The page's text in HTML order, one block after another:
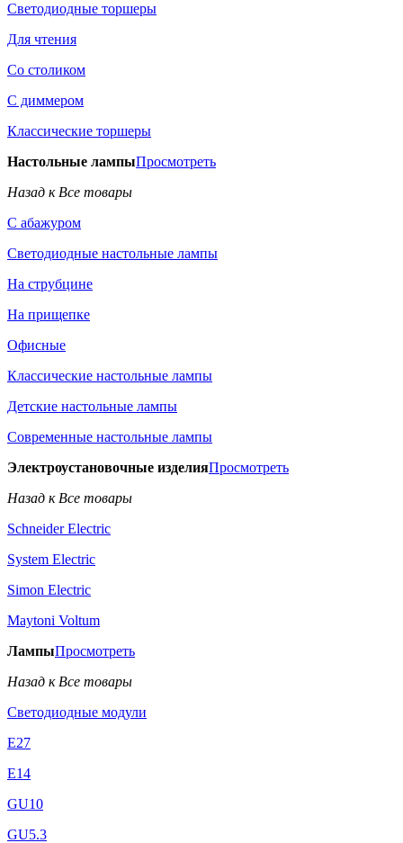
Светодиодные торшеры
Для чтения
Со столиком
С диммером
Классические торшеры
Настольные лампыПросмотреть
Назад к Все товары
С абажуром
Светодиодные настольные лампы
На струбцине
На прищепке
Офисные
Классические настольные лампы
Детские настольные лампы
Современные настольные лампы
Электроустановочные изделияПросмотреть
Назад к Все товары
Schneider Electric
System Electric
Simon Electric
Maytoni Voltum
ЛампыПросмотреть
Назад к Все товары
Светодиодные модули
E27
E14
GU10
GU5.3